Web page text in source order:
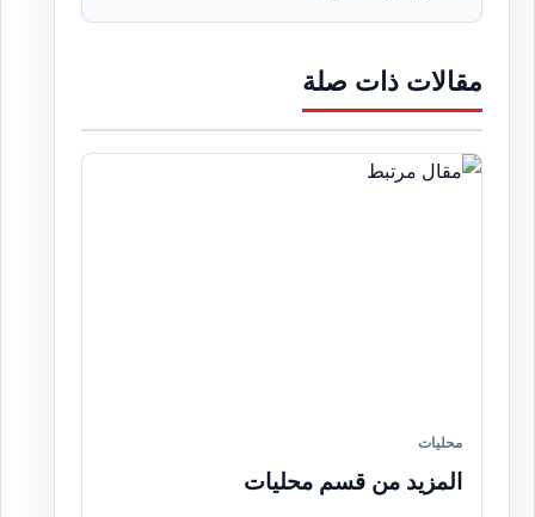
مقالات ذات صلة
محليات
المزيد من قسم محليات